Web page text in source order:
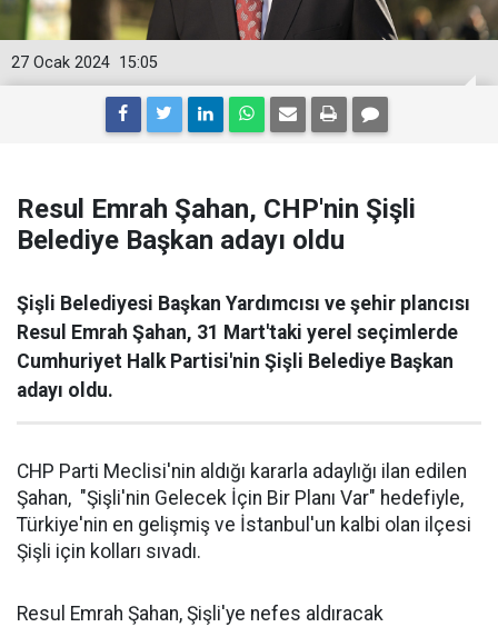
15:05
27 Ocak 2024
Resul Emrah Şahan, CHP'nin Şişli
Belediye Başkan adayı oldu
Şişli Belediyesi Başkan Yardımcısı ve şehir plancısı
Resul Emrah Şahan, 31 Mart'taki yerel seçimlerde
Cumhuriyet Halk Partisi'nin Şişli Belediye Başkan
adayı oldu.
CHP Parti Meclisi'nin aldığı kararla adaylığı ilan edilen
Şahan, "Şişli'nin Gelecek İçin Bir Planı Var" hedefiyle,
Türkiye'nin en gelişmiş ve İstanbul'un kalbi olan ilçesi
Şişli için kolları sıvadı.
Resul Emrah Şahan, Şişli'ye nefes aldıracak